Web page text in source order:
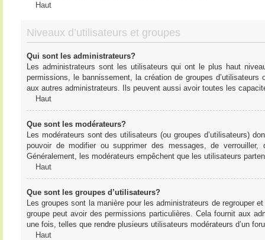
Haut
Niveaux d’utilisateurs et groupes
Qui sont les administrateurs?
Les administrateurs sont les utilisateurs qui ont le plus haut
permissions, le bannissement, la création de groupes
aux autres administrateurs. Ils peuvent aussi avoir toutes les
Haut
Que sont les modérateurs?
Les modérateurs sont des utilisateurs (ou groupes d’utilisateurs)
pouvoir de modifier ou supprimer des messages, de
Généralement, les modérateurs empêchent que les utilisateurs
Haut
Que sont les groupes d’utilisateurs?
Les groupes sont la manière pour les administrateurs de regrouper
groupe peut avoir des permissions particulières. Cela fournit aux
une fois, telles que rendre plusieurs utilisateurs modérateurs d’un
Haut